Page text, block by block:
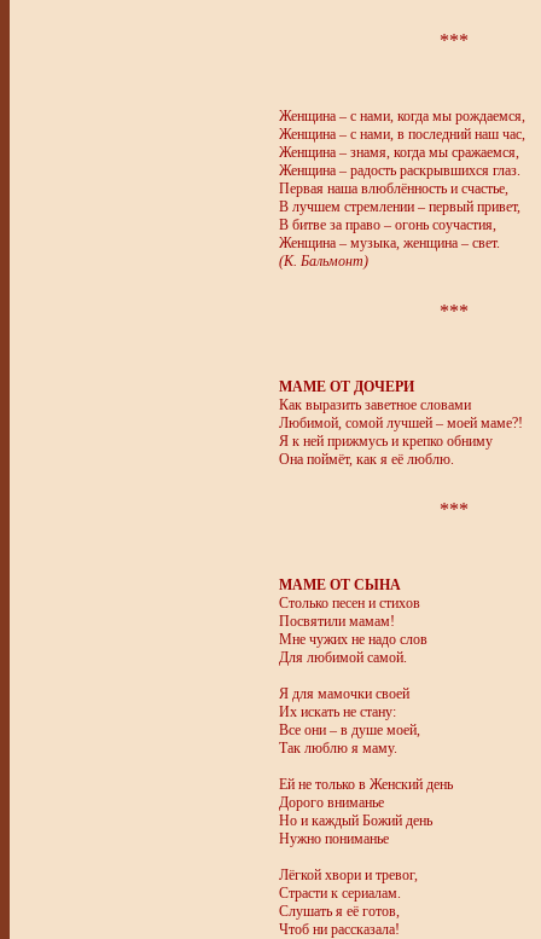
***
Женщина – с нами, когда мы рождаемся,
Женщина – с нами, в последний наш час,
Женщина – знамя, когда мы сражаемся,
Женщина – радость раскрывшихся глаз.
Первая наша влюблённость и счастье,
В лучшем стремлении – первый привет,
В битве за право – огонь соучастия,
Женщина – музыка, женщина – свет.
(К. Бальмонт)
***
МАМЕ ОТ ДОЧЕРИ
Как выразить заветное словами
Любимой, сомой лучшей – моей маме?!
Я к ней прижмусь и крепко обниму
Она поймёт, как я её люблю.
***
МАМЕ ОТ СЫНА
Столько песен и стихов
Посвятили мамам!
Мне чужих не надо слов
Для любимой самой.
Я для мамочки своей
Их искать не стану:
Все они – в душе моей,
Так люблю я маму.
Ей не только в Женский день
Дорого вниманье
Но и каждый Божий день
Нужно пониманье
Лёгкой хвори и тревог,
Страсти к сериалам.
Слушать я её готов,
Чтоб ни рассказала!